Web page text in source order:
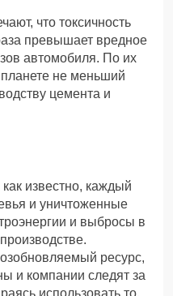
что токсичность
превышает вредное
автомобиля. По их
не меньший
цемента и
известно, каждый
и уничтоженные
и выбросы в
ресурс,
и компании следят за
использовать то,